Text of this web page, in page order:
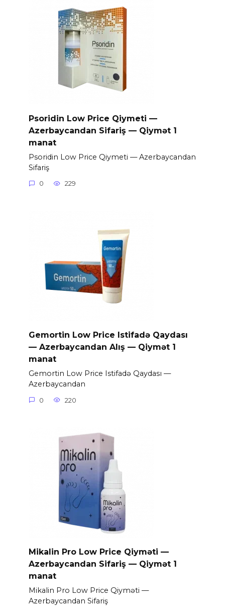
Psoridin Low Price Qiymeti —
Azerbaycandan Sifariş — Qiymət 1
manat
Psoridin Low Price Qiymeti — Azerbaycandan
Sifariş
0 229
Gemortin Low Price Istifadə Qaydası
— Azerbaycandan Alış — Qiymət 1
manat
Gemortin Low Price Istifadə Qaydası —
Azerbaycandan
0 220
Mikalin Pro Low Price Qiyməti —
Azerbaycandan Sifariş — Qiymət 1
manat
Mikalin Pro Low Price Qiyməti —
Azerbaycandan Sifariş